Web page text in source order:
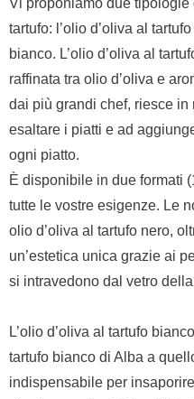
Vi proponiamo due tipologie
tartufo: l’olio d’oliva al
bianco. L’olio d’oliva al
raffinata tra olio d’oliva e
dai più grandi chef, riesce
esaltare i piatti e ad
ogni piatto.
È disponibile in due formati
tutte le vostre esigenze. Le
olio d’oliva al tartufo nero,
un’estetica unica grazie ai
si intravedono dal vetro
L’olio d’oliva al tartufo
tartufo bianco di Alba a
indispensabile per